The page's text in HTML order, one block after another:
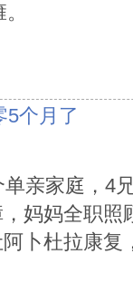
5个月了
亲家庭，4
妈妈全职照
卜杜拉康复